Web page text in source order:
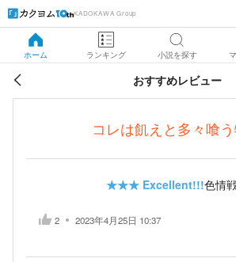
KADOKAWA Group
ホーム ランキング 小説を探す
おすすめレビュー
コレは飢えと多々喰
★★★ Excellent!!!色情
2 2023年4月25日 10:37